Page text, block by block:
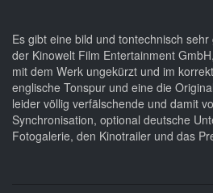
Es gibt eine bild und tontechnisch
der Kinowelt Film Entertainment
mit dem Werk ungekürzt und im
englische Tonspur und eine die
leider völlig verfälschende und damit
Synchronisation, optional deutsche
Fotogalerie, den Kinotrailer und das